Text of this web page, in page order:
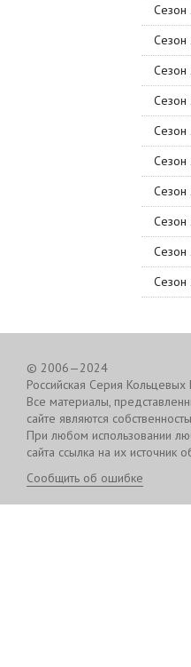
Сезон
Сезон
Сезон
Сезон
Сезон
Сезон
Сезон
Сезон
Сезон
Сезон
© 2006—2024
Российская Серия Кольцевых
Все материалы,
сайте являются
При любом использовании
сайта ссылка на их источник
Сообщить об ошибке